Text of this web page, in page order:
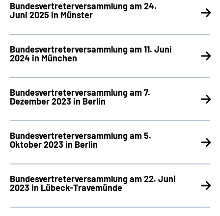
Bundesvertreterversammlung am 24.
Juni 2025 in Münster
Bundesvertreterversammlung am 11. Juni
2024 in München
Bundesvertreterversammlung am 7.
Dezember 2023 in Berlin
Bundesvertreterversammlung am 5.
Oktober 2023 in Berlin
Bundesvertreterversammlung am 22. Juni
2023 in Lübeck-Travemünde